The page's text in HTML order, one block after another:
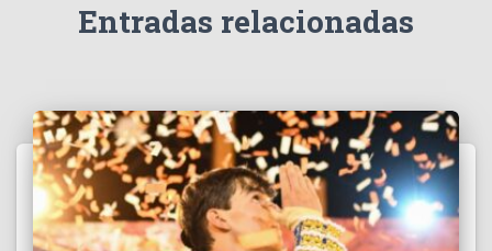
Entradas relacionadas